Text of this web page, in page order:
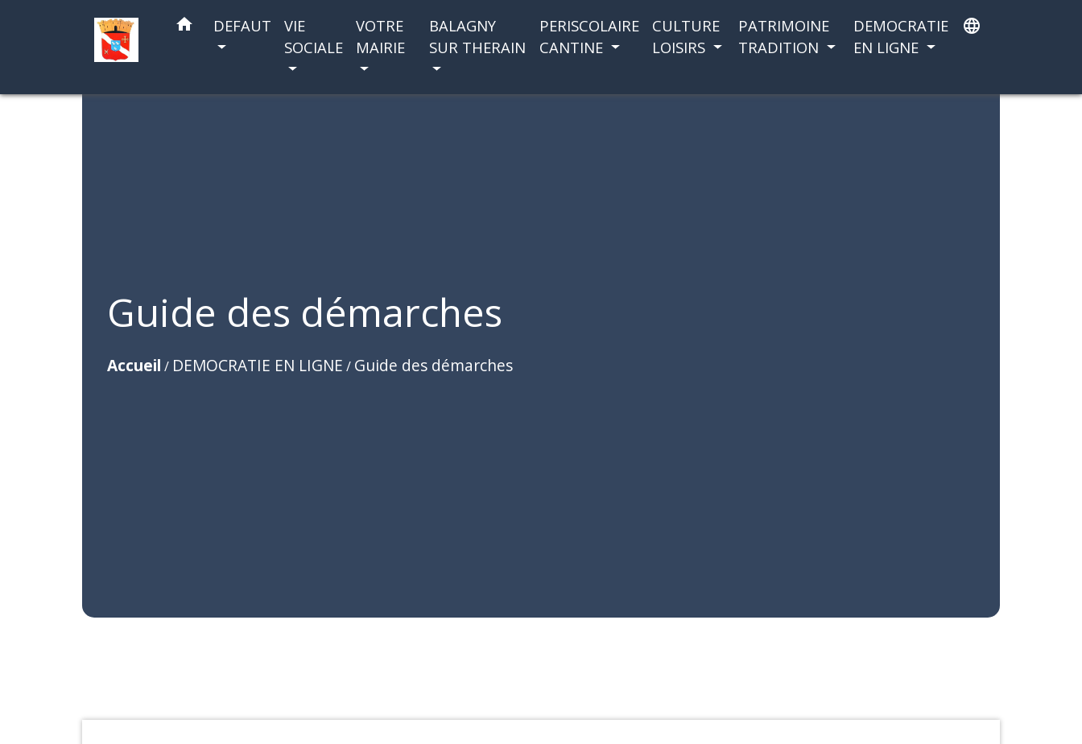
home DEFAUT
VIE
SOCIALE
VOTRE
MAIRIE
BALAGNY
SUR THERAIN
PERISCOLAIRE
CANTINE
CULTURE
LOISIRS
PATRIMOINE
TRADITION
DEMOCRATIE
EN LIGNE
language
Guide des démarches
Accueil / DEMOCRATIE EN LIGNE / Guide des démarches